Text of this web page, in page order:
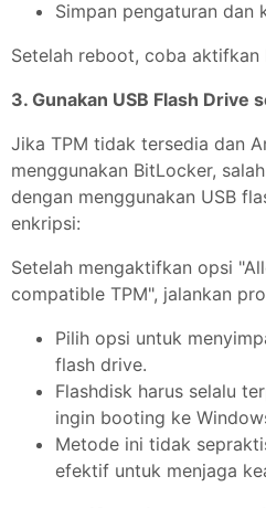
Simpan pengaturan dan
Setelah reboot, coba aktifkan
3. Gunakan USB Flash Drive
Jika TPM tidak tersedia dan
menggunakan BitLocker,
dengan menggunakan USB
enkripsi:
Setelah mengaktifkan opsi
compatible TPM", jalankan
Pilih opsi untuk
flash drive.
Flashdisk harus selalu
ingin booting ke
Metode ini tidak
efektif untuk menjaga